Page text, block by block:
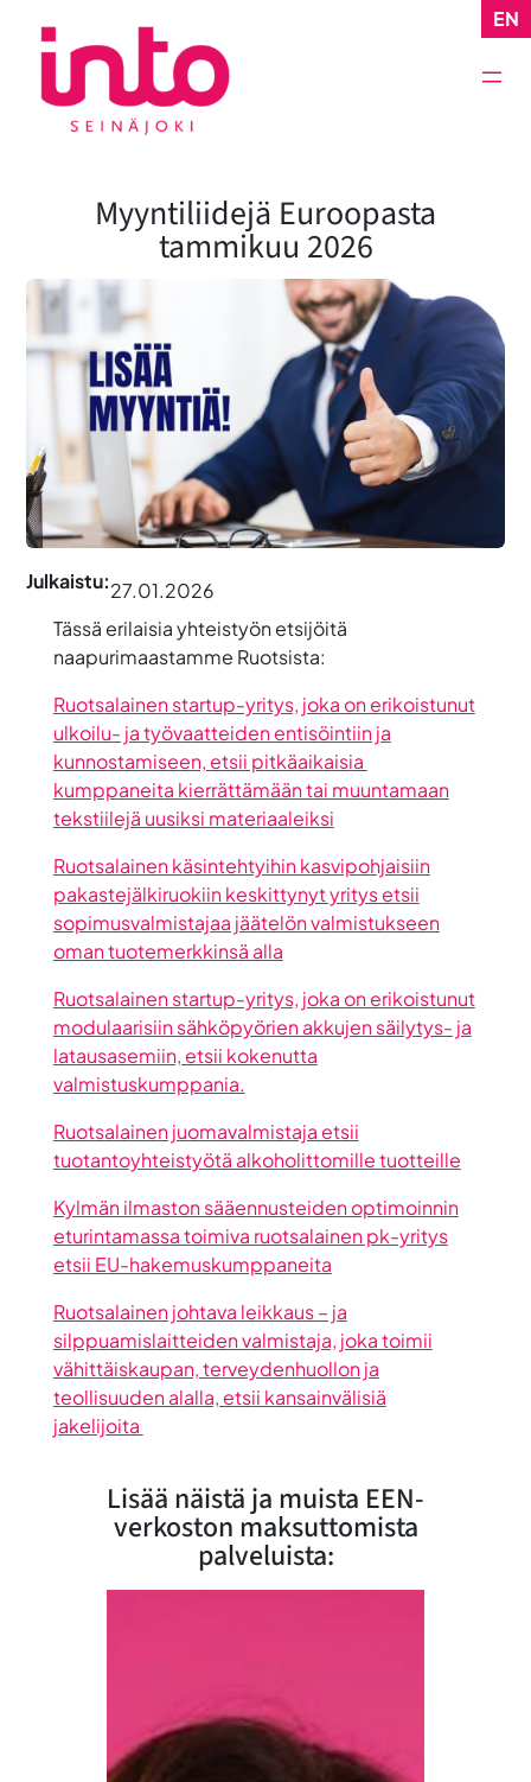
sisältöön
EN
Myyntiliidejä Euroopasta
tammikuu 2026
Julkaistu:27.01.2026
Tässä erilaisia yhteistyön etsijöitä
naapurimaastamme Ruotsista:
Ruotsalainen startup-yritys, joka on erikoistunut
ulkoilu- ja työvaatteiden entisöintiin ja
kunnostamiseen, etsii pitkäaikaisia ​​
kumppaneita kierrättämään tai muuntamaan
tekstiilejä uusiksi materiaaleiksi
Ruotsalainen käsintehtyihin kasvipohjaisiin
pakastejälkiruokiin keskittynyt yritys etsii
sopimusvalmistajaa jäätelön valmistukseen
oman tuotemerkkinsä alla
Ruotsalainen startup-yritys, joka on erikoistunut
modulaarisiin sähköpyörien akkujen säilytys- ja
latausasemiin, etsii kokenutta
valmistuskumppania.
Ruotsalainen juomavalmistaja etsii
tuotantoyhteistyötä alkoholittomille tuotteille
Kylmän ilmaston sääennusteiden optimoinnin
eturintamassa toimiva ruotsalainen pk-yritys
etsii EU-hakemuskumppaneita
Ruotsalainen johtava leikkaus – ja
silppuamislaitteiden valmistaja, joka toimii
vähittäiskaupan, terveydenhuollon ja
teollisuuden alalla, etsii kansainvälisiä
jakelijoita
Lisää näistä ja muista EEN-
verkoston maksuttomista
palveluista: